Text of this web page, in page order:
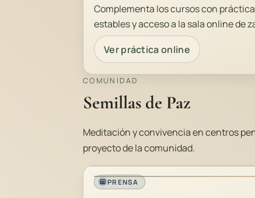
Complementa los cursos con
estables y acceso a la sala online de
Ver práctica online
COMUNIDAD
Semillas de Paz
Meditación y convivencia en centros
proyecto de la comunidad.
PRENSA